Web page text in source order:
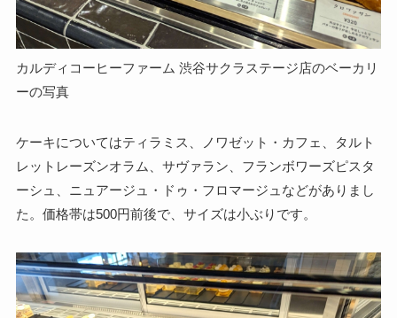
カルディコーヒーファーム 渋谷サクラステージ店のベーカリ
ーの写真
ケーキについてはティラミス、ノワゼット・カフェ、タルト
レットレーズンオラム、サヴァラン、フランボワーズピスタ
ーシュ、ニュアージュ・ドゥ・フロマージュなどがありまし
た。価格帯は500円前後で、サイズは小ぶりです。